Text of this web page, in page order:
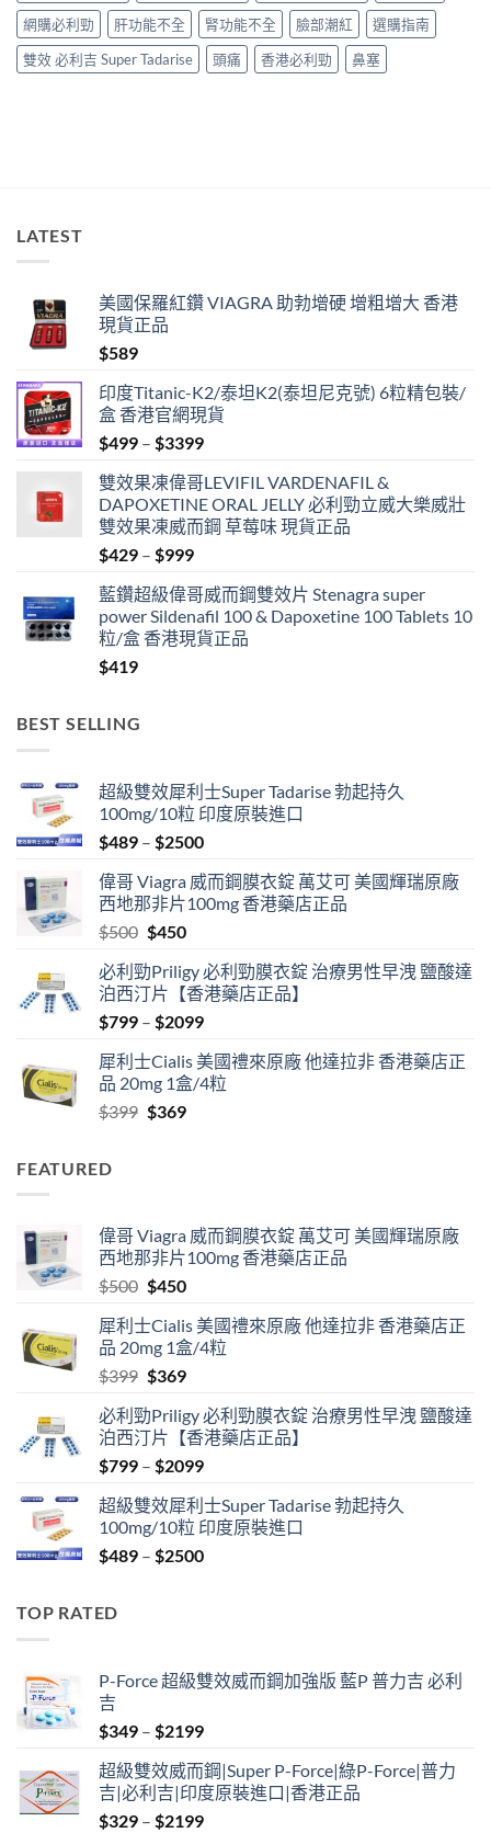
比
較〉
中
網購必利勁 肝功能不全 腎功能不全 臉部潮紅
選購指南
雙效 必利吉 Super Tadarise
頭痛 香港必利勁 鼻塞
LATEST
美國保羅紅鑽 VIAGRA 助勃增硬 增粗增大 香港
現貨正品
$589
印度Titanic-K2/泰坦K2(泰坦尼克號) 6粒精包裝/
盒 香港官網現貨
$499 – $3399Price
$499
through
$3399
雙效果凍偉哥LEVIFIL VARDENAFIL &
DAPOXETINE ORAL JELLY 必利勁立威大樂威壯
雙效果凍威而鋼 草莓味 現貨正品
$429 – $999Price
$429
through
$999
藍鑽超級偉哥威而鋼雙效片 Stenagra super
power Sildenafil 100 & Dapoxetine 100 Tablets 10
粒/盒 香港現貨正品
$419
BEST SELLING
超級雙效犀利士Super Tadarise 勃起持久
100mg/10粒 印度原裝進口
$489 – $2500Price
$489
through
偉哥 Viagra 威而鋼膜衣錠 萬艾可 美國輝瑞原廠
西地那非片100mg 香港藥店正品
$500 Original
was:
$500.
$450Current
is:
$450.
必利勁Priligy 必利勁膜衣錠 治療男性早洩 鹽酸達
泊西汀片【香港藥店正品】
$799 – $2099Price
$799
through
犀利士Cialis 美國禮來原廠 他達拉非 香港藥店正
品 20mg 1盒/4粒
$399 Original
$369Current
FEATURED
偉哥 Viagra 威而鋼膜衣錠 萬艾可 美國輝瑞原廠
西地那非片100mg 香港藥店正品
$500 Original
was:
$500.
$450Current
is:
$450.
犀利士Cialis 美國禮來原廠 他達拉非 香港藥店正
品 20mg 1盒/4粒
$399 Original
was:
$399.
$369Current
is:
$369.
必利勁Priligy 必利勁膜衣錠 治療男性早洩 鹽酸達
泊西汀片【香港藥店正品】
$799 – $2099Price
$799
through
$2099
超級雙效犀利士Super Tadarise 勃起持久
100mg/10粒 印度原裝進口
$489 – $2500Price
TOP RATED
P-Force 超級雙效威而鋼加強版 藍P 普力吉 必利
吉
$349 – $2199Price
$349
through
$2199
超級雙效威而鋼|Super P-Force|綠P-Force|普力
吉|必利吉|印度原裝進口|香港正品
$329 – $2199Price